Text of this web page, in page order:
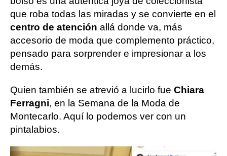
que roba todas las miradas y se convierte en el
centro de atención allá donde va, más
accesorio de moda que complemento práctico,
pensado para sorprender e impresionar a los
demás.
Quien también se atrevió a lucirlo fue Chiara
Ferragni, en la Semana de la Moda de
Montecarlo. Aquí lo podemos ver con un
pintalabios.